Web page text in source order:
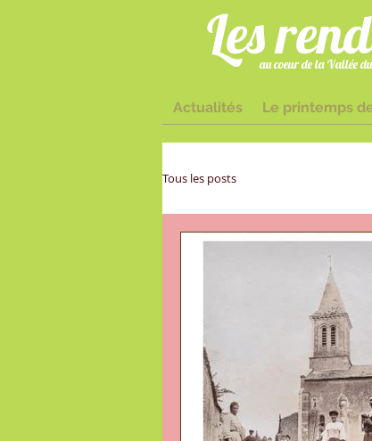
Lesau coeur de la Vallée
Actualités Le printemps
Tous les posts